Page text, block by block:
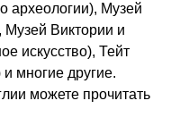
археологии), Музей
Виктории и
искусство), Тейт
многие другие.
можете прочитать